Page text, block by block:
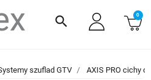
search 0
szuflad GTV AXIS PRO cichy